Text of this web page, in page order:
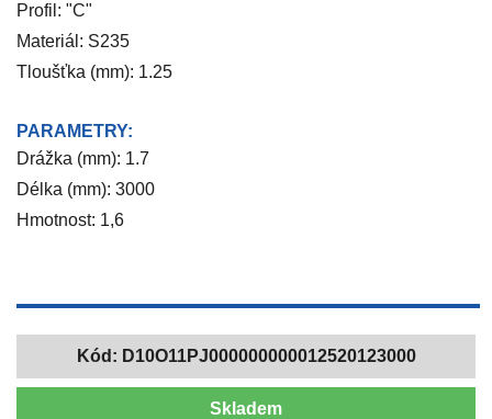
Profil: "C"
Materiál: S235
Tloušťka (mm): 1.25
PARAMETRY:
Drážka (mm): 1.7
Délka (mm): 3000
Hmotnost: 1,6
Kód: D10O11PJ000000000012520123000
Skladem